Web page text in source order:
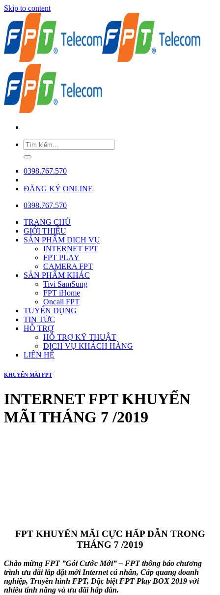
Skip to content
0398.767.570
ĐĂNG KÝ ONLINE
0398.767.570
TRANG CHỦ
GIỚI THIỆU
SẢN PHẨM DỊCH VỤ
INTERNET FPT
FPT PLAY
CAMERA FPT
SẢN PHẨM KHÁC
Tivi SamSung
FPT iHome
Oncall FPT
TUYỂN DỤNG
TIN TỨC
HỖ TRỢ
HỖ TRỢ KỸ THUẬT
DỊCH VỤ KHÁCH HÀNG
LIÊN HỆ
KHUYẾN MÃI FPT
INTERNET FPT KHUYẾN
MÃI THÁNG 7 /2019
FPT KHUYẾN MÃI CỰC HẤP DẪN TRONG
THÁNG 7 /2019
Chào mừng FPT ”Gói Cước Mới” – FPT thông báo chương
trình ưu đãi lắp đặt mới Internet cá nhân, Cáp quang doanh
nghiệp, Truyền hình FPT, Đặc biệt FPT Play BOX 2019 với
nhiều tính năng và ưu đãi hấp dẫn.